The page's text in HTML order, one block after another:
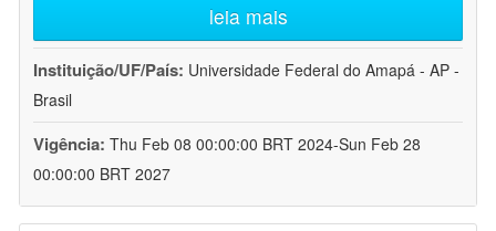
leia mais
Instituição/UF/País: Universidade Federal do Amapá - AP -
Brasil
Vigência: Thu Feb 08 00:00:00 BRT 2024-Sun Feb 28
00:00:00 BRT 2027